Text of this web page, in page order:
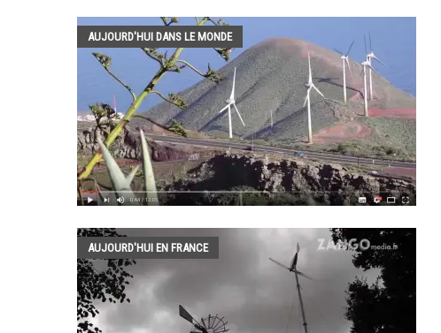
AUJOURD'HUI DANS LE MONDE
AUJOURD'HUI EN FRANCE